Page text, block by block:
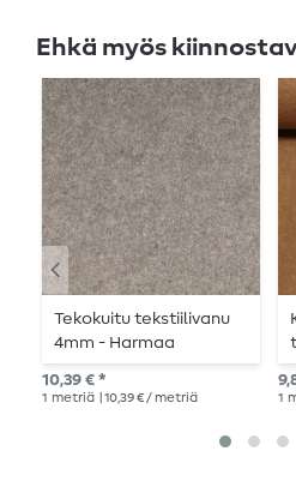
Ehkä myös
Tekokuitu tekstiilivanu
4mm - Harmaa
meleerattu
10,39 € *
1 metriä | 10,39 € / metriä 1